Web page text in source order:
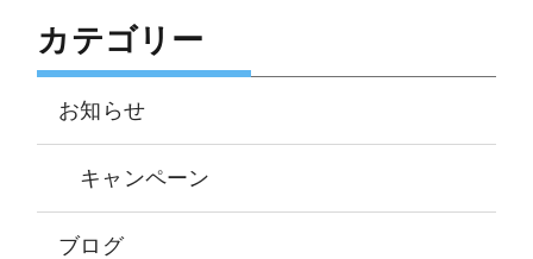
カテゴリー
お知らせ
キャンペーン
ブログ